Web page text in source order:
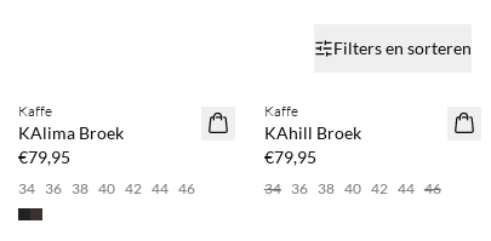
Filters en sorteren
NEWS
Kaffe
KAlima Broek
€79,95
34 36 38 40 42 44 46
NEWS
Kaffe
KAhill Broek
€79,95
34 36 38 40 42 44 46